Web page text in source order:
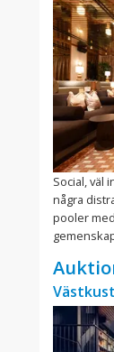
Social, väl
några
pooler